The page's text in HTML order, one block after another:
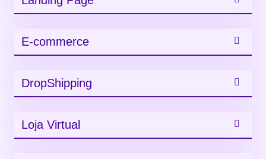
E-commerce
DropShipping
Loja Virtual